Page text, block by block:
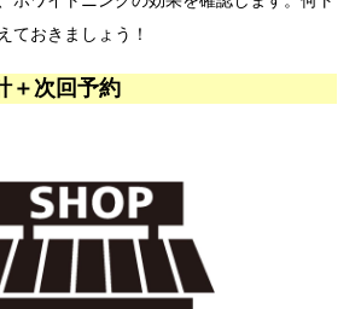
ておきましょう！
次回予約